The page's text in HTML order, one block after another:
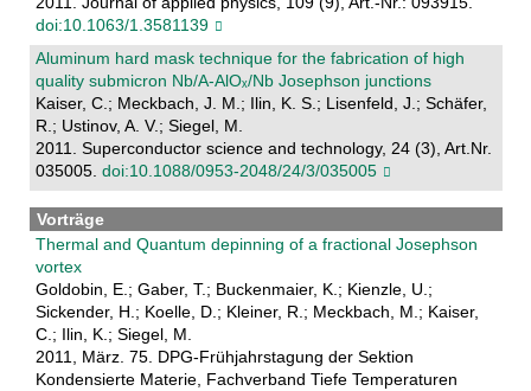
doi:10.1063/1.3581139
Aluminum hard mask technique for the fabrication of high
quality submicron Nb/A-AlOₓ/Nb Josephson junctions
Kaiser, C.; Meckbach, J. M.; Ilin, K. S.; Lisenfeld, J.; Schäfer,
R.; Ustinov, A. V.; Siegel, M.
2011. Superconductor science and technology, 24 (3), Art.Nr.
035005. doi:10.1088/0953-2048/24/3/035005
Vorträge
Thermal and Quantum depinning of a fractional Josephson
vortex
Goldobin, E.; Gaber, T.; Buckenmaier, K.; Kienzle, U.;
Sickender, H.; Koelle, D.; Kleiner, R.; Meckbach, M.; Kaiser,
C.; Ilin, K.; Siegel, M.
2011, März. 75. DPG-Frühjahrstagung der Sektion
Kondensierte Materie, Fachverband Tiefe Temperaturen